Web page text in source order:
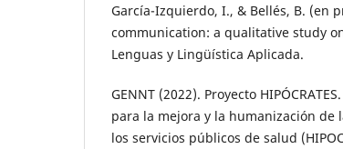
García-Izquierdo, I., & Bellés, B. (en
communication: a qualitative study
Lenguas y Lingüística Aplicada.
GENNT (2022). Proyecto
para la mejora y la humanización de
los servicios públicos de salud